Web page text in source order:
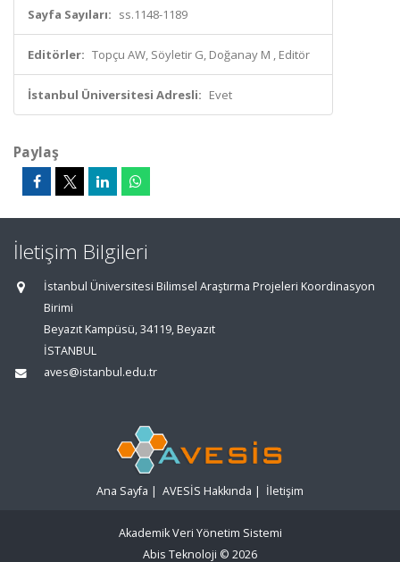
Sayfa Sayıları: ss.1148-1189
Editörler: Topçu AW, Söyletir G, Doğanay M , Editör
İstanbul Üniversitesi Adresli: Evet
Paylaş
İletişim Bilgileri
İstanbul Üniversitesi Bilimsel Araştırma Projeleri Koordinasyon
Birimi
Beyazıt Kampüsü, 34119, Beyazıt
İSTANBUL
aves@istanbul.edu.tr
Ana Sayfa | AVESİS Hakkında | İletişim
Akademik Veri Yönetim Sistemi
Abis Teknoloji © 2026